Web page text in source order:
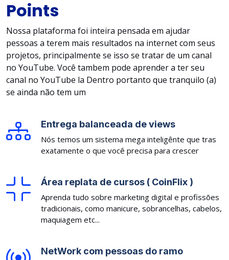
Points
Nossa plataforma foi inteira pensada em ajudar
pessoas a terem mais resultados na internet com seus
projetos, principalmente se isso se tratar de um canal
no YouTube. Você tambem pode aprender a ter seu
canal no YouTube la Dentro portanto fique tranquilo (a)
se ainda não tem um
Entrega balanceada de views
Nós temos um sistema mega inteligênte que tras
exatamente o que você precisa para crescer
Área replata de cursos ( CoinFlix )
Aprenda tudo sobre marketing digital e profissões
tradicionais, como manicure, sobrancelhas, cabelos,
maquiagem etc...
NetWork com pessoas do ramo